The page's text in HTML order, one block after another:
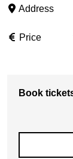
Address
Price
Book